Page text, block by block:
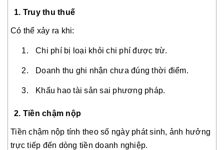
1. Truy thu thuế
Có thể xảy ra khi:
Chi phí bị loại khỏi chi phí được trừ.
Doanh thu ghi nhận chưa đúng thời điểm.
Khấu hao tài sản sai phương pháp.
2. Tiền chậm nộp
Tiền chậm nộp tính theo số ngày phát sinh, ảnh hưởng
trực tiếp đến dòng tiền doanh nghiệp.